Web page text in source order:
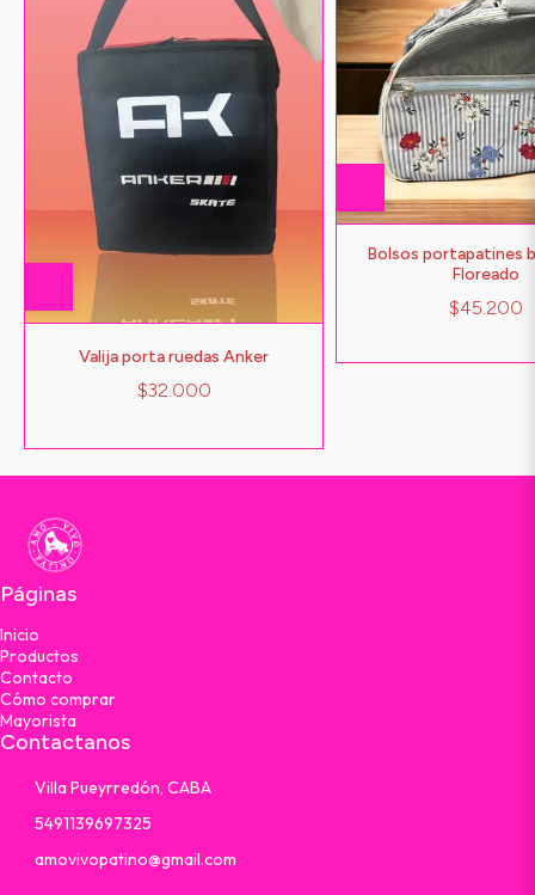
Valija porta ruedas Anker
$32.000
Bolsos portapatines
Floreado
$45.200
Páginas
Inicio
Productos
Contacto
Cómo comprar
Mayorista
Contactanos
Villa Pueyrredón, CABA
5491139697325
amovivopatino@gmail.com